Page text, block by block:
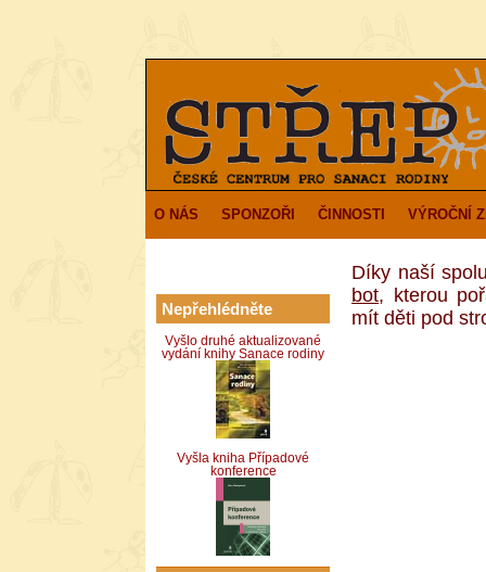
O NÁS SPONZOŘI ČINNOSTI VÝROČNÍ
Nepřehlédněte
Vyšlo druhé aktualizované
vydání knihy Sanace rodiny
Vyšla kniha Případové
konference
Díky naší
bot, kterou
mít děti pod